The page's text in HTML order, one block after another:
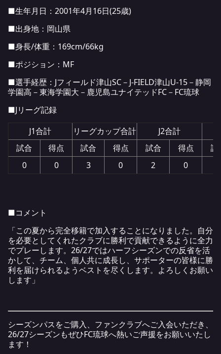
■生年月日：2001年4月16日(25歳)
■出身地：岡山県
■身長/体重：169cm/66kg
■ポジション：MF
■選手経歴：Jフィールド津山SC－J-FIELD津山U-15－静岡
学園高－東海学園大－鹿児島ユナイテッドFC－FC琉球
■Jリーグ記録
J1合計
リーグカップ合計
J2合計
試合
得点 試合 得点 試合 得点
試
0
0 3 0 2 0
■コメント
「この夏から完全移籍で加入することになりました。自分
を必要としてくれたクラブに勝利で貢献できるように全力
でプレーします。26/27ではハーフシーズンでの反省を活
かして、チーム、個人共に成長し、サポーターの皆様に勝
利を届けられるようベストを尽くします。よろしくお願い
します」
シーズンパスをご購入、ファンクラブへご入会いただき、
26/27シーズンもぜひFC琉球へ熱いご声援をお願いいたし
ます！